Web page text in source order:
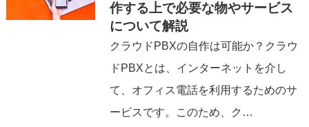
作する上で必要な物やサービス
について解説
クラウドPBXの自作は可能か？クラウ
ドPBXとは、インターネットを介し
て、オフィス電話を利用するためのサ
ービスです。このため、ク…